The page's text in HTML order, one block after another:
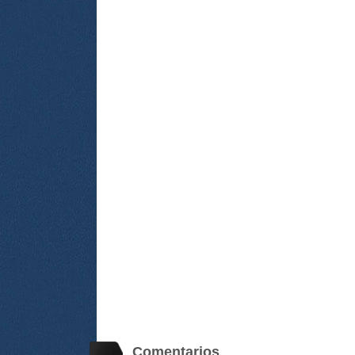
Comentarios